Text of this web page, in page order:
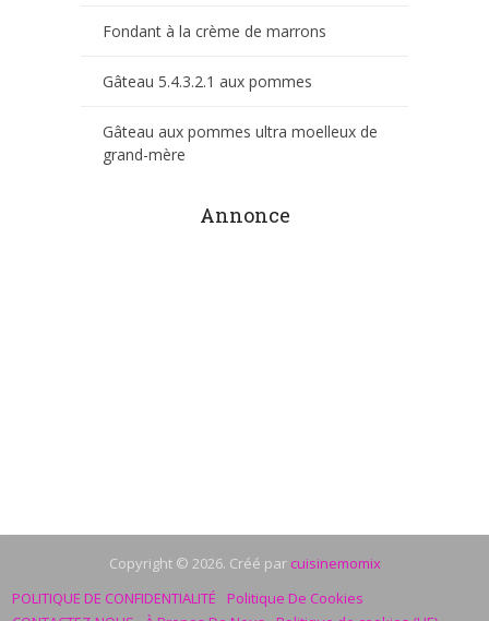
Fondant à la crème de marrons
Gâteau 5.4.3.2.1 aux pommes
Gâteau aux pommes ultra moelleux de
grand-mère
Annonce
Copyright © 2026. Créé par cuisinemomix
POLITIQUE DE CONFIDENTIALITÉ
Politique De Cookies